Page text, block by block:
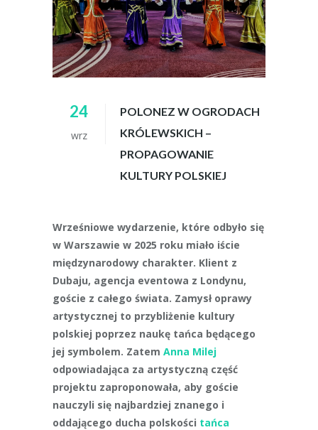
24
wrz
POLONEZ W OGRODACH
KRÓLEWSKICH –
PROPAGOWANIE
KULTURY POLSKIEJ
Wrześniowe wydarzenie, które odbyło się
w Warszawie w 2025 roku miało iście
międzynarodowy charakter. Klient z
Dubaju, agencja eventowa z Londynu,
goście z całego świata. Zamysł oprawy
artystycznej to przybliżenie kultury
polskiej poprzez naukę tańca będącego
jej symbolem. Zatem Anna Milej
odpowiadająca za artystyczną część
projektu zaproponowała, aby goście
nauczyli się najbardziej znanego i
oddającego ducha polskości tańca